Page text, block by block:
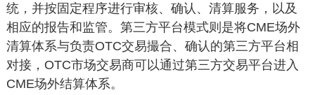
统，并按固定程序进行审核、确认、清算服务，以及
相应的报告和监管。第三方平台模式则是将CME场外
清算体系与负责OTC交易撮合、确认的第三方平台相
对接，OTC市场交易商可以通过第三方交易平台进入
CME场外结算体系。